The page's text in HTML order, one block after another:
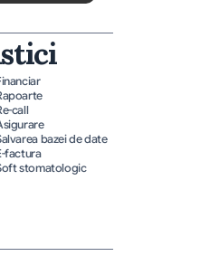
call
bazei de date
factura
stomatologic